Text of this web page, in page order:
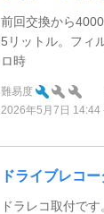
前回交換から
5リットル。フィ
ロ時
難易度
2026年5月7日 14:44
ドライブレコ
ドラレコ取付で